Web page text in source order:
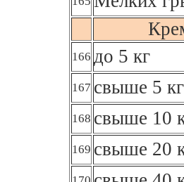
166 до 5 кг
167 свыше 5
168 свыше 10
169 свыше 20